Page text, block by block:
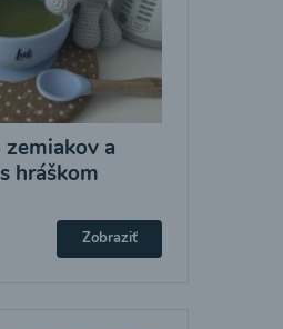
a
hráškom
Zobraziť